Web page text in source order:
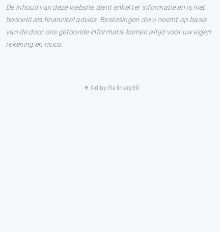
De inhoud van deze website dient enkel ter informatie en is niet
bedoeld als financieel advies. Beslissingen die u neemt op basis
van de door ons getoonde informatie komen altijd voor uw eigen
rekening en risico.
▼ Ad by Refinery89